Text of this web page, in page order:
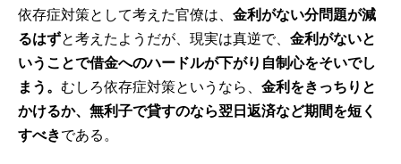
依存症対策として考えた官僚は、金利がない分問題が減
るはずと考えたようだが、現実は真逆で、金利がないと
いうことで借金へのハードルが下がり自制心をそいでし
まう。むしろ依存症対策というなら、金利をきっちりと
かけるか、無利子で貸すのなら翌日返済など期間を短く
すべきである。